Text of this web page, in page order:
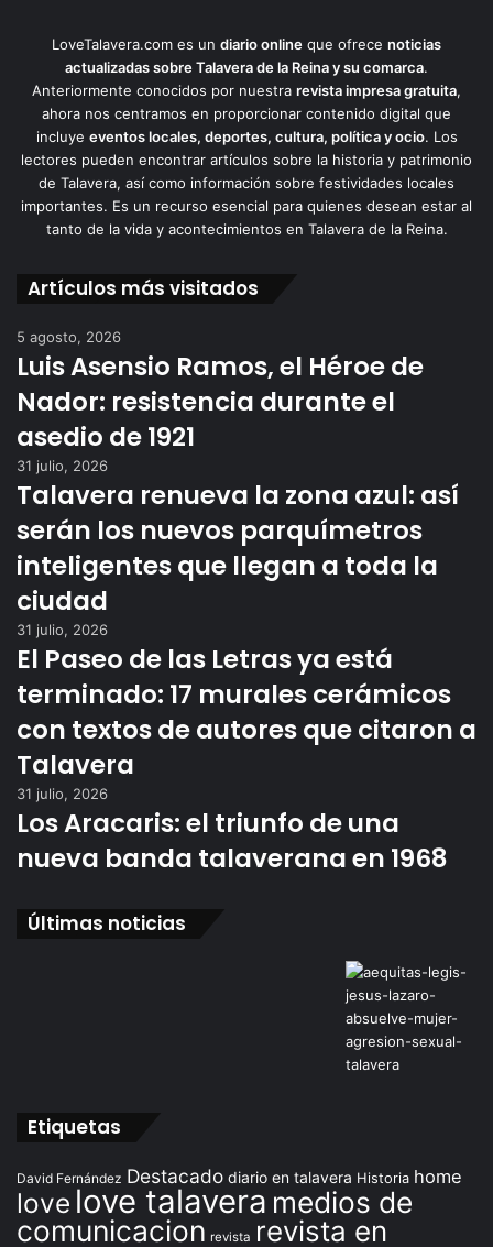
LoveTalavera.com es un diario online que ofrece noticias
actualizadas sobre Talavera de la Reina y su comarca.
Anteriormente conocidos por nuestra revista impresa gratuita,
ahora nos centramos en proporcionar contenido digital que
incluye eventos locales, deportes, cultura, política y ocio. Los
lectores pueden encontrar artículos sobre la historia y patrimonio
de Talavera, así como información sobre festividades locales
importantes. Es un recurso esencial para quienes desean estar al
tanto de la vida y acontecimientos en Talavera de la Reina.
Artículos más visitados
5 agosto, 2026
Luis Asensio Ramos, el Héroe de
Nador: resistencia durante el
asedio de 1921
31 julio, 2026
Talavera renueva la zona azul: así
serán los nuevos parquímetros
inteligentes que llegan a toda la
ciudad
31 julio, 2026
El Paseo de las Letras ya está
terminado: 17 murales cerámicos
con textos de autores que citaron a
Talavera
31 julio, 2026
Los Aracaris: el triunfo de una
nueva banda talaverana en 1968
Últimas noticias
Etiquetas
David Fernández Destacado diario en talavera Historia home
love love talavera medios de
comunicacion revista revista en